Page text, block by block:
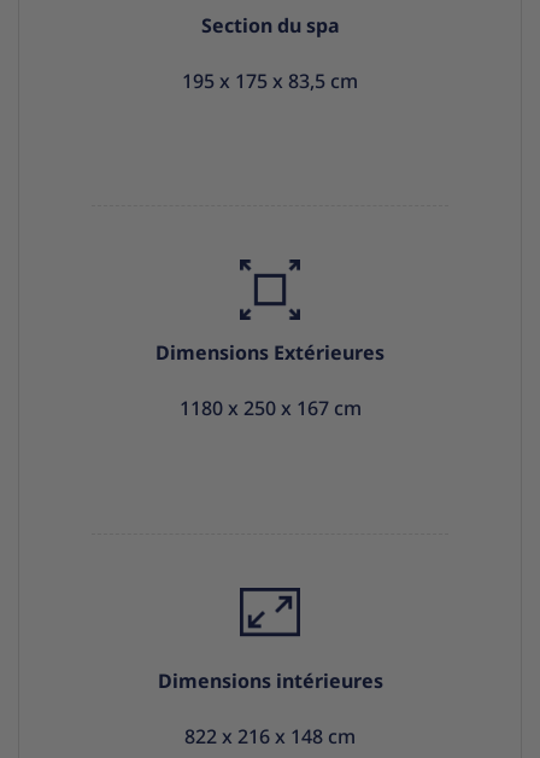
Section du spa
195 x 175 x 83,5 cm
Dimensions Extérieures
1180 x 250 x 167 cm
Dimensions intérieures
822 x 216 x 148 cm